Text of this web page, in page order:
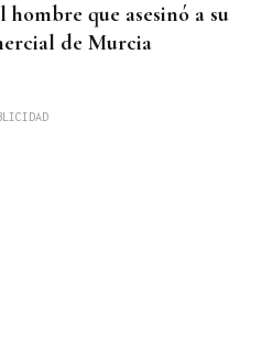
que asesinó a su
de Murcia